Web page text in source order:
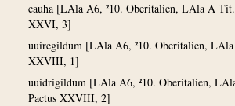
cauha [LAla A6, ²10. Oberitalien, LAla A
XXVI, 3]
uuiregildum [LAla A6, ²10. Oberitalien,
XXVIII, 1]
uuidrigildum [LAla A6, ²10. Oberitalien,
Pactus XXVIII, 2]